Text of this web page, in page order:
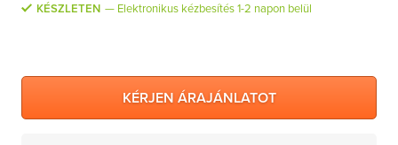
KÉSZLETEN Elektronikus kézbesítés 1-2 napon belül
KÉRJEN ÁRAJÁNLATOT